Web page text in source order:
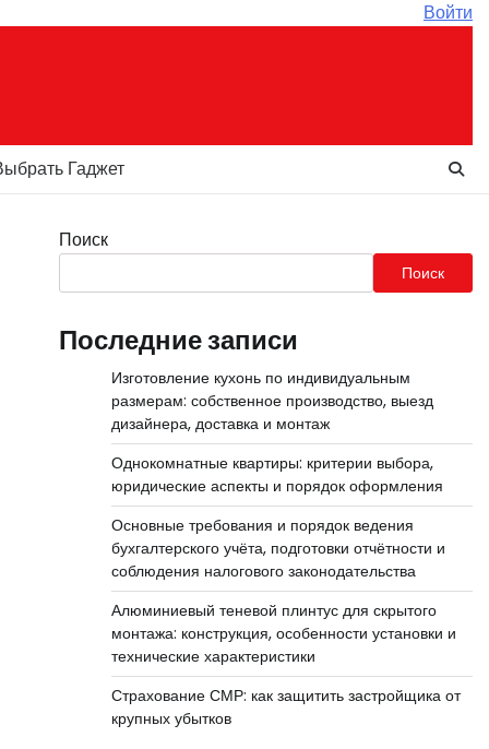
Войти
Гаджет
Поиск
Поиск
Последние записи
Изготовление кухонь по индивидуальным
размерам: собственное производство, выезд
дизайнера, доставка и монтаж
Однокомнатные квартиры: критерии выбора,
юридические аспекты и порядок оформления
Основные требования и порядок ведения
бухгалтерского учёта, подготовки отчётности и
соблюдения налогового законодательства
Алюминиевый теневой плинтус для скрытого
монтажа: конструкция, особенности установки и
технические характеристики
Страхование СМР: как защитить застройщика от
крупных убытков